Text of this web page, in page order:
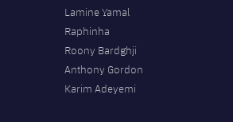
Lamine Yamal
Raphinha
Roony Bardghji
Anthony Gordon
Karim Adeyemi